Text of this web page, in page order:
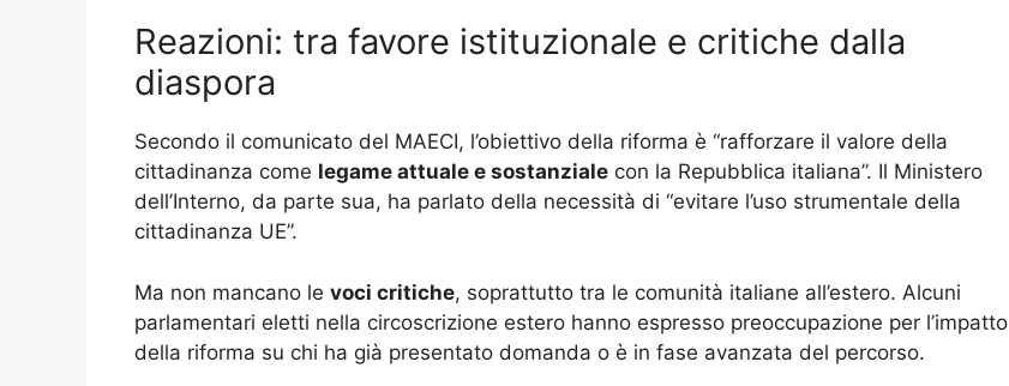
Reazioni: tra favore istituzionale e critiche dalla
diaspora
Secondo il comunicato del MAECI, l’obiettivo della riforma è “rafforzare il valore della
cittadinanza come legame attuale e sostanziale con la Repubblica italiana”. Il Ministero
dell’Interno, da parte sua, ha parlato della necessità di “evitare l’uso strumentale della
cittadinanza UE”.
Ma non mancano le voci critiche, soprattutto tra le comunità italiane all’estero. Alcuni
parlamentari eletti nella circoscrizione estero hanno espresso preoccupazione per l’impatto
della riforma su chi ha già presentato domanda o è in fase avanzata del percorso.